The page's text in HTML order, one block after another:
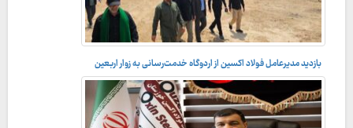
بازدید مدیرعامل فولاد اکسین از اردوگاه خدمت‌رسانی به زوار اربعین